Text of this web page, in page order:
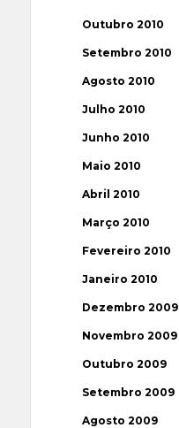
Outubro 2010
Setembro 2010
Agosto 2010
Julho 2010
Junho 2010
Maio 2010
Abril 2010
Março 2010
Fevereiro 2010
Janeiro 2010
Dezembro 2009
Novembro 2009
Outubro 2009
Setembro 2009
Agosto 2009